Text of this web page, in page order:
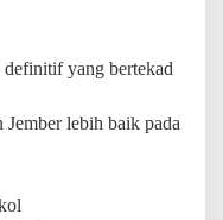
yang bertekad
Jember lebih baik pada